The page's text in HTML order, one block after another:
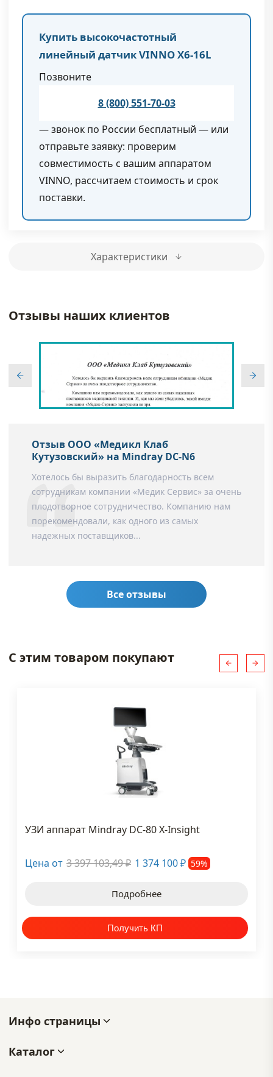
Купить высокочастотный
линейный датчик VINNO X6-16L
Позвоните
8 (800) 551-70-03
— звонок по России бесплатный — или
отправьте заявку: проверим
совместимость с вашим аппаратом
VINNO, рассчитаем стоимость и срок
поставки.
Характеристики
Отзывы наших клиентов
Отзыв ООО «Медикл Клаб
Кутузовский» на Mindray DC-N6
Хотелось бы выразить благодарность всем
сотрудникам компании «Медик Сервис» за очень
плодотворное сотрудничество. Компанию нам
порекомендовали, как одного из самых
надежных поставщиков...
Все отзывы
С этим товаром покупают
УЗИ аппарат Mindray DC-80 X-Insight
Цена от 3 397 103,49₽ 1 374 100 ₽ 59%
Подробнее
Инфо страницы
Каталог